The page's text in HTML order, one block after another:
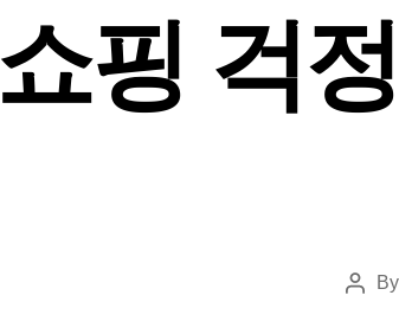
쇼핑 걱
PostBy